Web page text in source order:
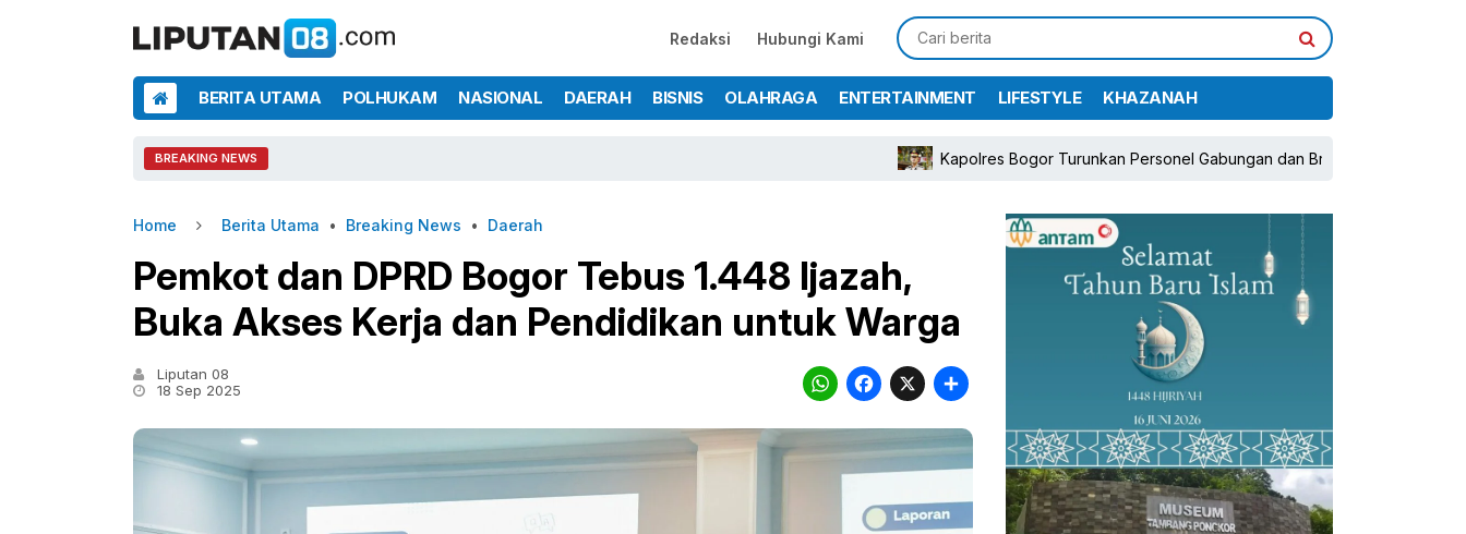
Redaksi Hubungi Kami
BERITA UTAMA POLHUKAM NASIONAL DAERAH BISNIS OLAHRAGA ENTERTAINMENT LIFESTYLE KHAZANAH
BREAKING NEWS Kapolres Bogor Turunkan Personel Gabungan dan Brimob, Prioritaskan
Home Berita Utama • Breaking News • Daerah
Pemkot dan DPRD Bogor Tebus 1.448 Ijazah,
Buka Akses Kerja dan Pendidikan untuk Warga
Liputan 08
18 Sep 2025
WhatsApp
Facebook
X